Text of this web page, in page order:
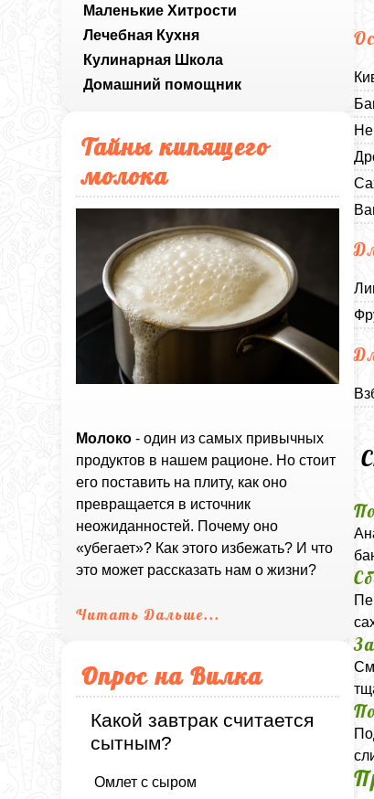
Маленькие Хитрости
Лечебная Кухня
Кулинарная Школа
Домашний помощник
Тайны кипящего
молока
Молоко - один из самых привычных
продуктов в нашем рационе. Но стоит
его поставить на плиту, как оно
превращается в источник
неожиданностей. Почему оно
«убегает»? Как этого избежать? И что
это может рассказать нам о жизни?
Читать Дальше...
Опрос на Вилка
Какой завтрак считается
сытным?
Омлет с сыром